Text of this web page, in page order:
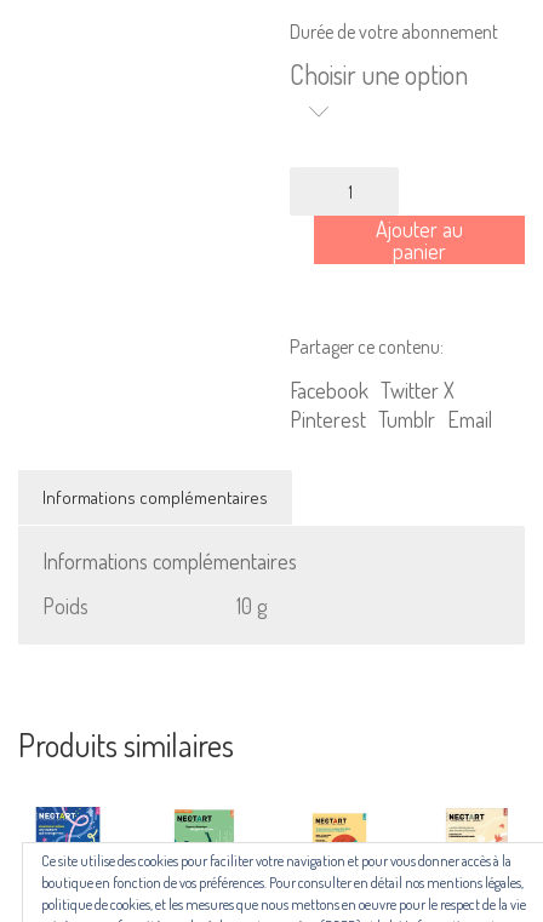
Durée de votre abonnement
Choisir une option
quantité
AbonnementAjouter au
panier
Partager ce contenu:
Facebook Twitter X
Pinterest Tumblr Email
Informations complémentaires
Informations complémentaires
Poids
10 g
Produits similaires
mentions légales,
politique de cookies :
diffusion@editions-attribut.fr
Régie publicitaire
Les revues NECTART, DARD/DARD et PANARD bénéficient d’une aide du
Centre national du livre (CNL) puis de la Région Occitanie, de la Drac
Ce site utilise des cookies pour faciliter votre navigation et pour vous donner accès à la
boutique en fonction de vos préférences. Pour consulter en détail nos mentions légales,
politique de cookies, et les mesures que nous mettons en oeuvre pour le respect de la vie